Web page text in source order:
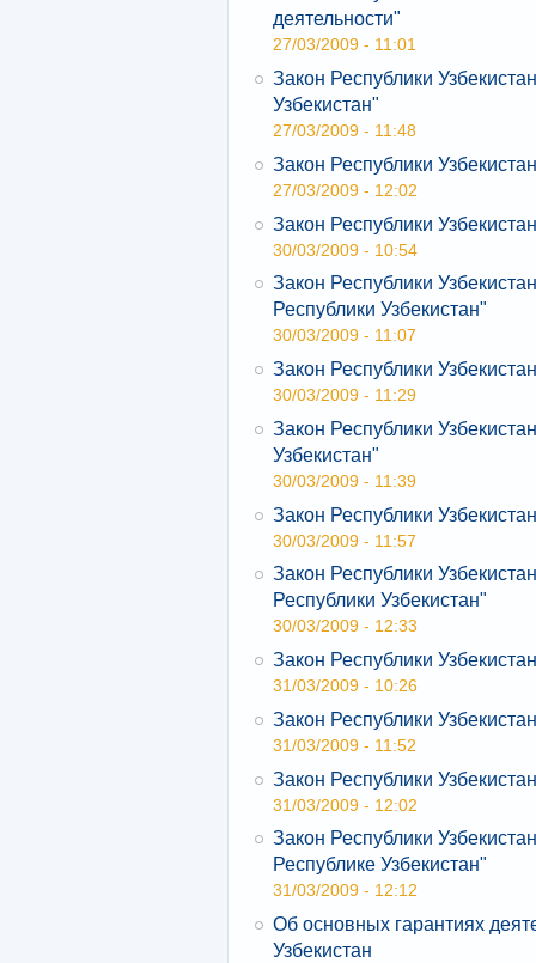
деятельности"
27/03/2009 - 11:01
Закон Республики
Узбекистан"
27/03/2009 - 11:48
Закон Республики
27/03/2009 - 12:02
Закон Республики
30/03/2009 - 10:54
Закон Республики
Республики Узбекистан"
30/03/2009 - 11:07
Закон Республики
30/03/2009 - 11:29
Закон Республики
Узбекистан"
30/03/2009 - 11:39
Закон Республики
30/03/2009 - 11:57
Закон Республики
Республики Узбекистан"
30/03/2009 - 12:33
Закон Республики
31/03/2009 - 10:26
Закон Республики
31/03/2009 - 11:52
Закон Республики
31/03/2009 - 12:02
Закон Республики
Республике Узбекистан"
31/03/2009 - 12:12
Об основных гарантиях
Узбекистан